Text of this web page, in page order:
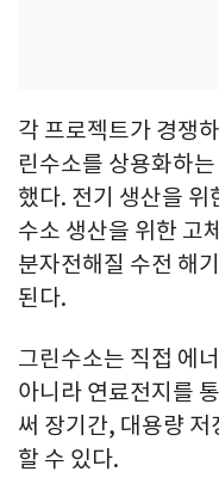
각 프로젝트가 경쟁
린수소를 상용화하
했다. 전기 생산을 위
수소 생산을 위한 고
분자전해질 수전 해
된다.
그린수소는 직접 에
아니라 연료전지를
써 장기간, 대용량
할 수 있다.